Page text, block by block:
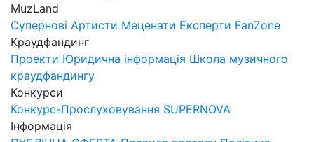
MuzLand
Супернові Артисти Меценати Експерти FanZone
Краудфандинг
Проекти Юридична інформація Школа музичного
краудфандингу
Конкурси
Конкурс-Прослуховування SUPERNOVA
Інформація